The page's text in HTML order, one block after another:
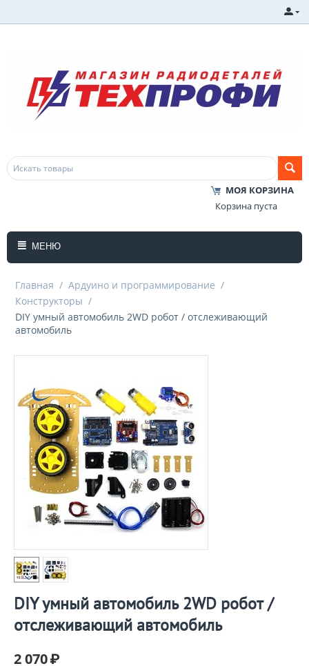
МОЯ КОРЗИНА
Корзина пуста
МЕНЮ
Главная / Ардуино и программирование /
Конструкторы /
DIY умный автомобиль 2WD робот / отслеживающий
автомобиль
DIY умный автомобиль 2WD робот /
отслеживающий автомобиль
2 070₽